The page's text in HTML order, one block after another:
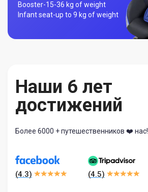
Booster-15-36 kg of weight
Infant seat-up to 9 kg of weight
Наши 6 лет
достижений
Более 6000 + путешественников ❤️ нас!
(4.3) (4.5)